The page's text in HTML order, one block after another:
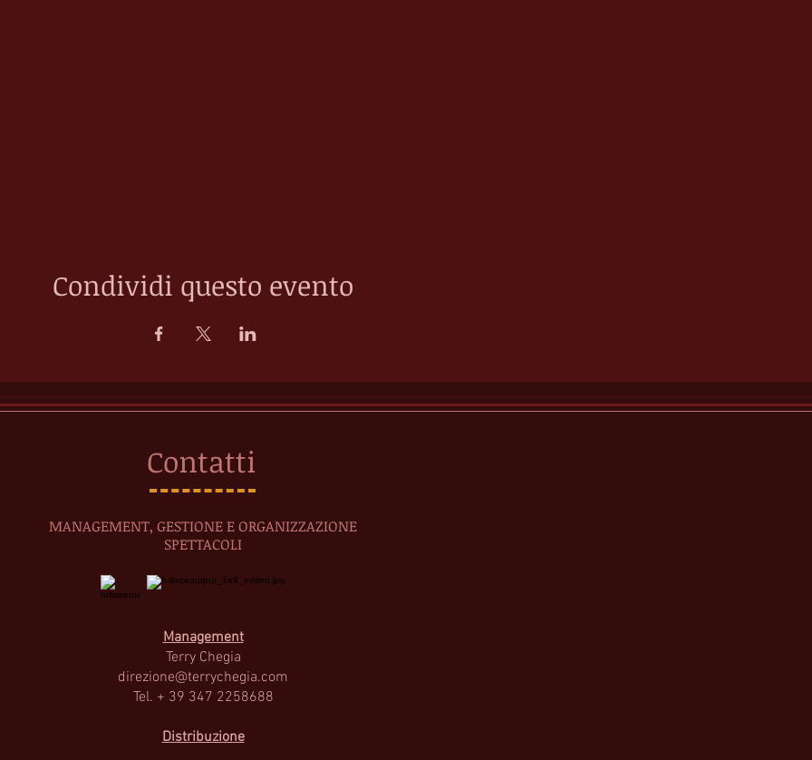
Condividi questo evento
MANAGEMENT, GESTIONE E ORGANIZZAZIONE
SPETTACOLI
Management
Terry Chegia
direzione@terrychegia.com
Tel. + 39 347 2258688
Distribuzione
Contatti